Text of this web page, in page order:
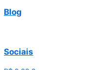
Blog
Sociais